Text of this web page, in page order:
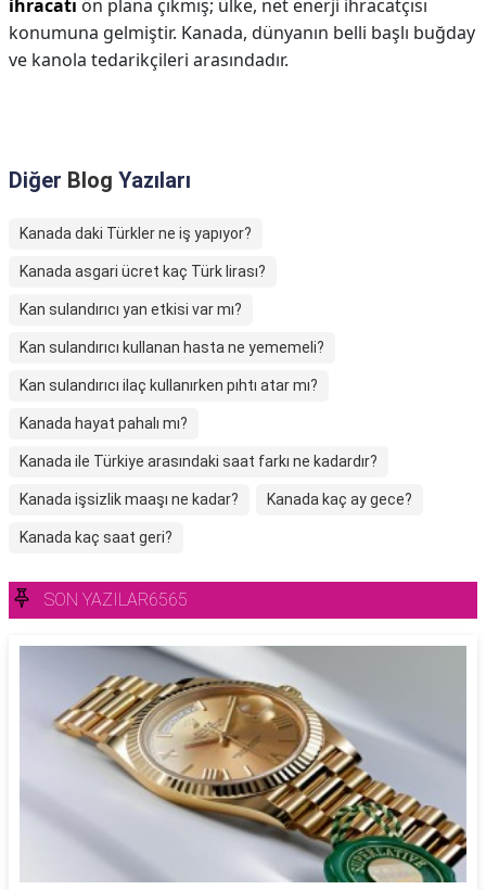
ihracatı ön plana çıkmış; ülke, net enerji ihracatçısı
konumuna gelmiştir. Kanada, dünyanın belli başlı buğday
ve kanola tedarikçileri arasındadır.
Diğer Blog Yazıları
Kanada daki Türkler ne iş yapıyor?
Kanada asgari ücret kaç Türk lirası?
Kan sulandırıcı yan etkisi var mı?
Kan sulandırıcı kullanan hasta ne yememeli?
Kan sulandırıcı ilaç kullanırken pıhtı atar mı?
Kanada hayat pahalı mı?
Kanada ile Türkiye arasındaki saat farkı ne kadardır?
Kanada işsizlik maaşı ne kadar? Kanada kaç ay gece?
Kanada kaç saat geri?
SON YAZILAR6565